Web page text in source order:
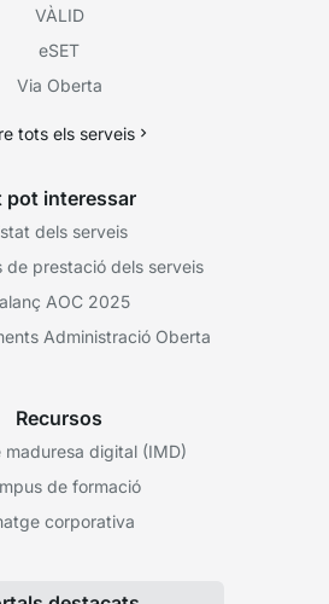
VÀLID
eSET
Via Oberta
tots els serveis
pot interessar
dels serveis
de prestació dels serveis
AOC 2025
Administració Oberta
Recursos
maduresa digital (IMD)
de formació
corporativa